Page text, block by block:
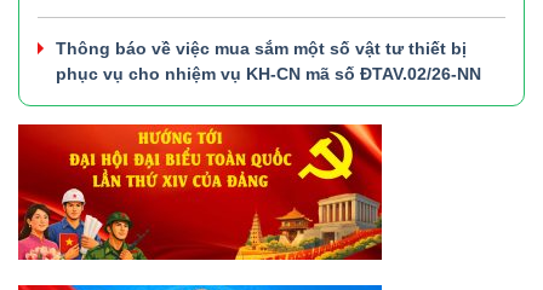
Thông báo về việc mua sắm một số vật tư thiết bị
phục vụ cho nhiệm vụ KH-CN mã số ĐTAV.02/26-NN